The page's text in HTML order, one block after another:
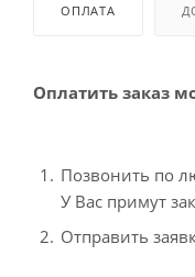
ОПЛАТА
Оплатить заказ
Позвонить по
У Вас примут
Отправить